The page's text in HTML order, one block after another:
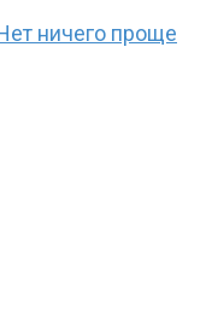
ничего проще